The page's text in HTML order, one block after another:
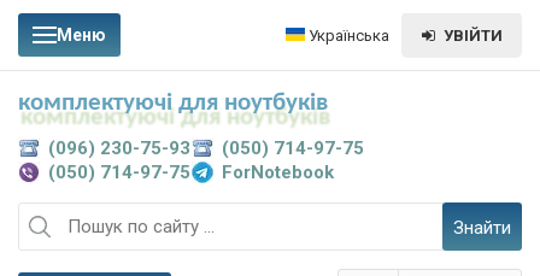
Меню Українська УВІЙТИ
Знайти
(096) 230-75-93
(050) 714-97-75
(050) 714-97-75
ForNotebook
комплектуючі для ноутбуків